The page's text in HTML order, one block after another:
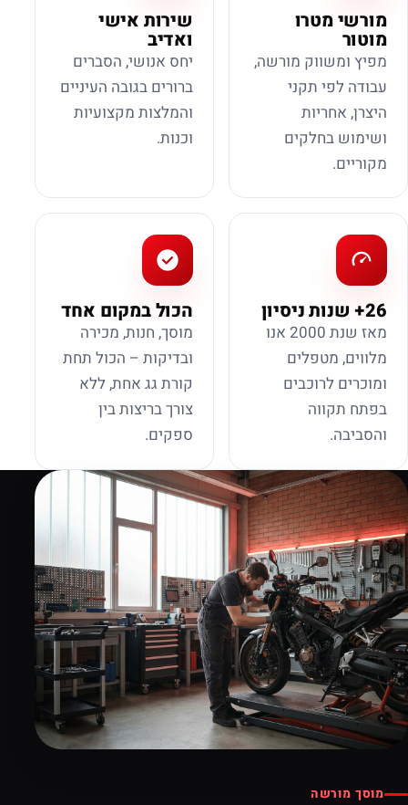
מורשי מטרו
מוטור
מפיץ ומשווק מורשה,
עבודה לפי תקני
היצרן, אחריות
ושימוש בחלקים
מקוריים.
שירות אישי
ואדיב
יחס אנושי, הסברים
ברורים בגובה העיניים
והמלצות מקצועיות
וכנות.
26+ שנות ניסיון
מאז שנת 2000 אנו
מלווים, מטפלים
ומוכרים לרוכבים
בפתח תקווה
והסביבה.
הכול במקום אחד
מוסך, חנות, מכירה
ובדיקות – הכול תחת
קורת גג אחת, ללא
צורך בריצות בין
ספקים.
מוסך מורשה